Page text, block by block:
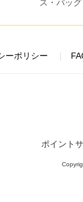
ーポリシー
ポイント